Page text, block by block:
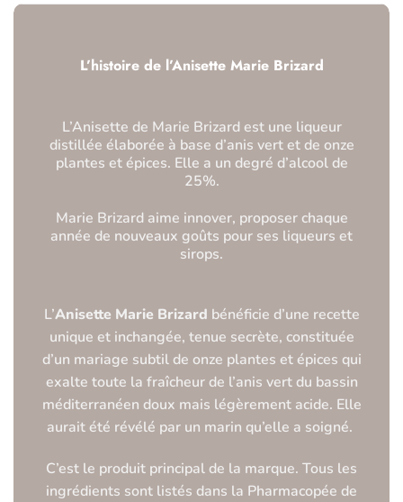
L’histoire de l’Anisette Marie Brizard
L’Anisette de Marie Brizard est une liqueur
distillée élaborée à base d’anis vert et de onze
plantes et épices. Elle a un degré d’alcool de
25%.
Marie Brizard aime innover, proposer chaque
année de nouveaux goûts pour ses liqueurs et
sirops.
L’Anisette Marie Brizard bénéficie d’une recette
unique et inchangée, tenue secrète, constituée
d’un mariage subtil de onze plantes et épices qui
exalte toute la fraîcheur de l’anis vert du bassin
méditerranéen doux mais légèrement acide. Elle
aurait été révélé par un marin qu’elle a soigné.
C’est le produit principal de la marque. Tous les
ingrédients sont listés dans la Pharmacopée de